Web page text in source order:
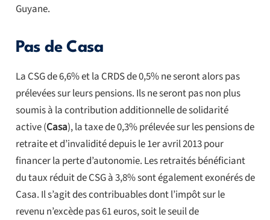
Guyane.
Pas de Casa
La CSG de 6,6% et la CRDS de 0,5% ne seront alors pas
prélevées sur leurs pensions. Ils ne seront pas non plus
soumis à la contribution additionnelle de solidarité
active (Casa), la taxe de 0,3% prélevée sur les pensions de
retraite et d’invalidité depuis le 1er avril 2013 pour
financer la perte d’autonomie. Les retraités bénéficiant
du taux réduit de CSG à 3,8% sont également exonérés de
Casa. Il s’agit des contribuables dont l’impôt sur le
revenu n’excède pas 61 euros, soit le seuil de